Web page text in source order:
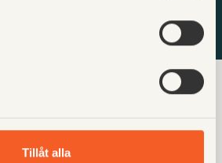
Tillåt alla
det att komma
Avima